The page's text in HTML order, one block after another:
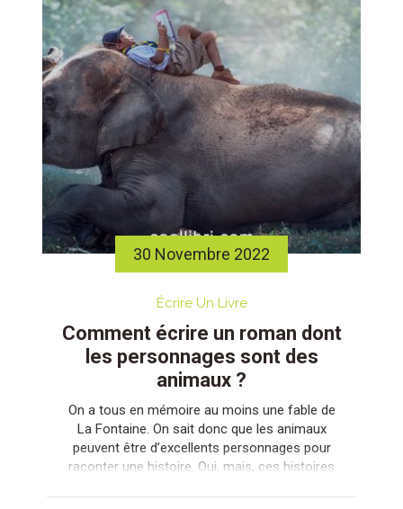
30 Novembre 2022
Écrire Un Livre
Comment écrire un roman dont
les personnages sont des
animaux ?
On a tous en mémoire au moins une fable de
La Fontaine. On sait donc que les animaux
peuvent être d’excellents personnages pour
raconter une histoire. Oui, mais, ces histoires